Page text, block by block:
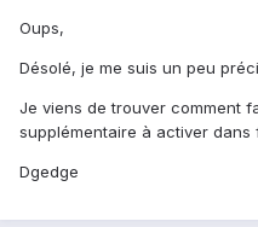
Oups,
Désolé, je me suis un peu
Je viens de trouver comment
supplémentaire à activer dans
Dgedge